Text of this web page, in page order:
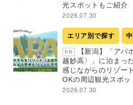
光スポットもご紹介
2026.07.30
エリア別で探す
PR
【新潟】「アパ
越妙高〉」に泊まっ
感じながらのリゾー
OKの周辺観光スポッ
2026.07.30